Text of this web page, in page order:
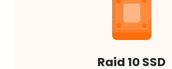
Raid 10 SSD